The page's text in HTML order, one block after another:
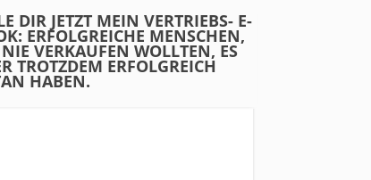
DIR JETZT MEIN VERTRIEBS- E-
ERFOLGREICHE MENSCHEN,
VERKAUFEN WOLLTEN, ES
TROTZDEM ERFOLGREICH
HABEN.